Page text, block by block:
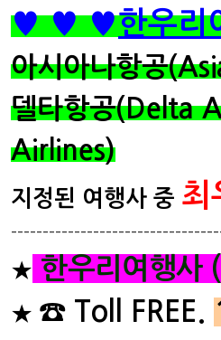
♥ ♥ ♥한우리
아시아나항공
델타항공(Delta
Airlines)
지정된 여행사 중 최
★ 한우리여행
★ ☎ Toll FREE.